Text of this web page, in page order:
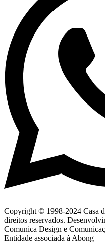
Copyright © 1998-2024 Casa
direitos reservados.
Comunica Design e
Entidade associada à Abong